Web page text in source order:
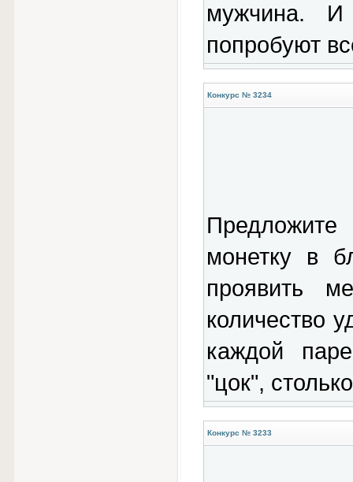
мужчина.
попробуют
Конкурс № 3234
монетку в
проявить
количество
каждой
"цок",
Конкурс № 3233